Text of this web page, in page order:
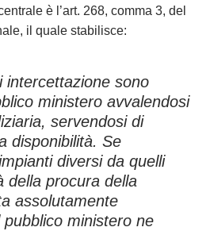
è l’art. 268, comma 3, del
il quale stabilisce:
intercettazione sono
ministero avvalendosi
servendosi di
disponibilità. Se
diversi da quelli
della procura della
assolutamente
ministero ne